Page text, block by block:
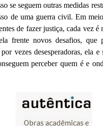
se seguem outras medidas
de uma guerra civil. Em
de fazer justiça, cada vez
frente novos desafios, que
vezes desesperadoras, ela e
perceber quem é e